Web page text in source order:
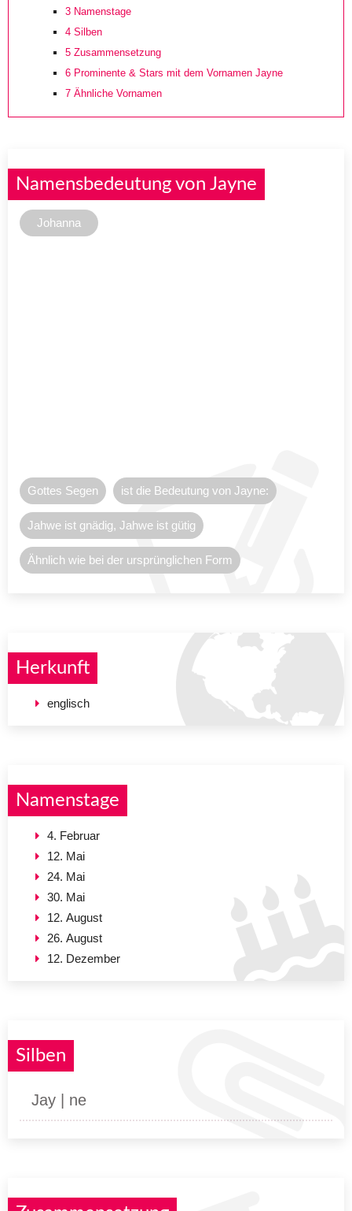
3 Namenstage
4 Silben
5 Zusammensetzung
6 Prominente & Stars mit dem Vornamen Jayne
7 Ähnliche Vornamen
Namensbedeutung von Jayne
Johanna
Gottes Segen ist die Bedeutung von Jayne:
Jahwe ist gnädig, Jahwe ist gütig
Ähnlich wie bei der ursprünglichen Form
Herkunft
englisch
Namenstage
4. Februar
12. Mai
24. Mai
30. Mai
12. August
26. August
12. Dezember
Silben
Jay | ne